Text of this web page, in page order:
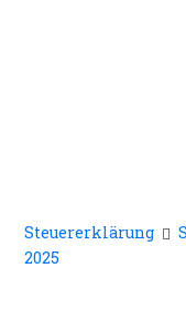
Steuererklärung
2025